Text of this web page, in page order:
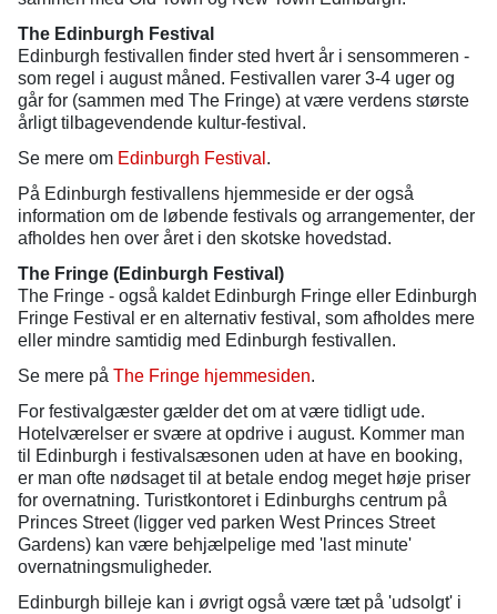
The Edinburgh Festival
Edinburgh festivallen finder sted hvert år i sensommeren -
som regel i august måned. Festivallen varer 3-4 uger og
går for (sammen med The Fringe) at være verdens største
årligt tilbagevendende kultur-festival.
Se mere om Edinburgh Festival .
På Edinburgh festivallens hjemmeside er der også
information om de løbende festivals og arrangementer, der
afholdes hen over året i den skotske hovedstad.
The Fringe (Edinburgh Festival)
The Fringe - også kaldet Edinburgh Fringe eller Edinburgh
Fringe Festival er en alternativ festival, som afholdes mere
eller mindre samtidig med Edinburgh festivallen.
Se mere på The Fringe hjemmesiden.
For festivalgæster gælder det om at være tidligt ude.
Hotelværelser er svære at opdrive i august. Kommer man
til Edinburgh i festivalsæsonen uden at have en booking,
er man ofte nødsaget til at betale endog meget høje priser
for overnatning. Turistkontoret i Edinburghs centrum på
Princes Street (ligger ved parken West Princes Street
Gardens) kan være behjælpelige med 'last minute'
overnatningsmuligheder.
Edinburgh billeje kan i øvrigt også være tæt på 'udsolgt' i